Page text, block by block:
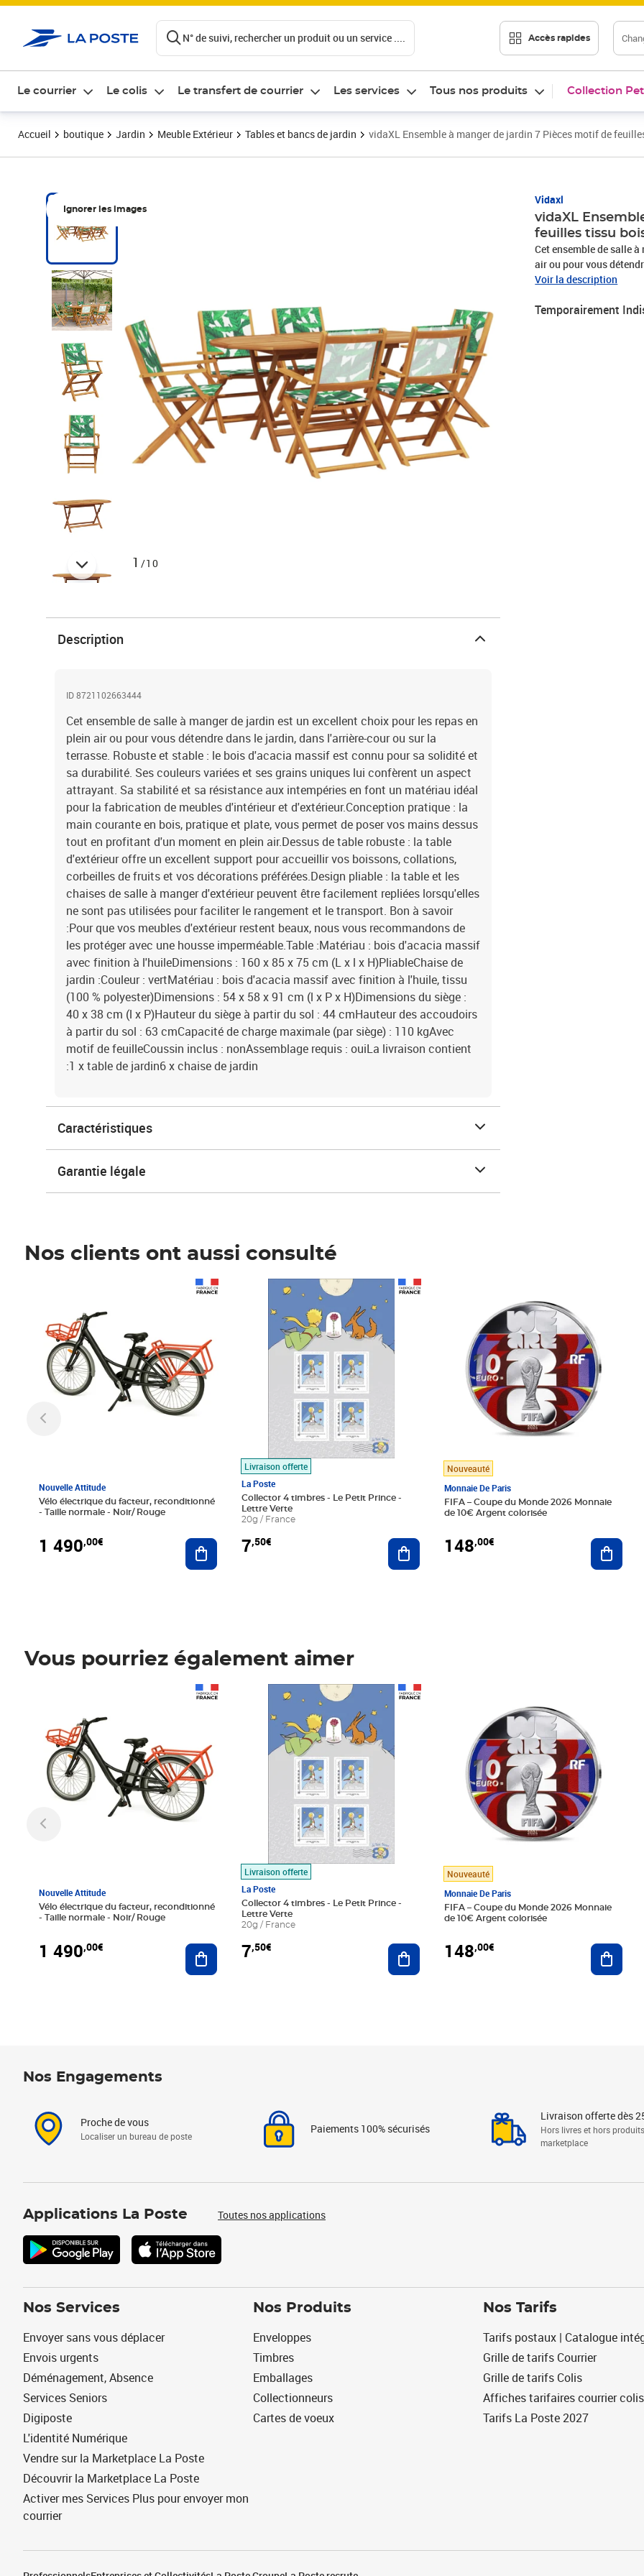
N° de suivi, rechercher un produit ou un service .... Accès rapides
Le courrier Le colis Le transfert de courrier Les services Tous nos produits Collection
Accueil boutique Jardin Meuble Extérieur Tables et bancs de jardin vidaXL Ensemble à manger de jardin 7 Pièces motif de
Ignorer les images
1 /10
Vidaxl
vidaXL
feuilles tissu
Cet ensemble de salle
air ou pour vous
Robuste et stable : le
stabilité et sa
profitant d'un moment
Voir la description
Temporairement
Description
ID 8721102663444
Cet ensemble de salle à manger de jardin est un excellent choix pour les repas en
plein air ou pour vous détendre dans le jardin, dans l'arrière-cour ou sur la
terrasse. Robuste et stable : le bois d'acacia massif est connu pour sa solidité et
sa durabilité. Ses couleurs variées et ses grains uniques lui confèrent un aspect
attrayant. Sa stabilité et sa résistance aux intempéries en font un matériau idéal
pour la fabrication de meubles d'intérieur et d'extérieur.Conception pratique : la
main courante en bois, pratique et plate, vous permet de poser vos mains dessus
tout en profitant d'un moment en plein air.Dessus de table robuste : la table
d'extérieur offre un excellent support pour accueillir vos boissons, collations,
corbeilles de fruits et vos décorations préférées.Design pliable : la table et les
chaises de salle à manger d'extérieur peuvent être facilement repliées lorsqu'elles
ne sont pas utilisées pour faciliter le rangement et le transport. Bon à savoir
:Pour que vos meubles d'extérieur restent beaux, nous vous recommandons de
les protéger avec une housse imperméable.Table :Matériau : bois d'acacia massif
avec finition à l'huileDimensions : 160 x 85 x 75 cm (L x l x H)PliableChaise de
jardin :Couleur : vertMatériau : bois d'acacia massif avec finition à l'huile, tissu
(100 % polyester)Dimensions : 54 x 58 x 91 cm (l x P x H)Dimensions du siège :
40 x 38 cm (l x P)Hauteur du siège à partir du sol : 44 cmHauteur des accoudoirs
à partir du sol : 63 cmCapacité de charge maximale (par siège) : 110 kgAvec
motif de feuilleCoussin inclus : nonAssemblage requis : ouiLa livraison contient
:1 x table de jardin6 x chaise de jardin
Caractéristiques
Garantie légale
Nos clients ont aussi consulté
Nouvelle Attitude
Vélo électrique du facteur, reconditionné
- Taille normale - Noir/ Rouge
1 490,00€ Ajouter au panier
Livraison offerte
La Poste
Collector 4 timbres - Le Petit Prince -
Lettre Verte
20g / France
7,50€
Prix 7,50€
Ajouter au panier
Nouveauté
Monnaie De Paris
FIFA – Coupe du Monde 2026 Monnaie
de 10€ Argent colorisée
148,00€
Vous pourriez également aimer
Nouvelle Attitude
Vélo électrique du facteur, reconditionné
- Taille normale - Noir/ Rouge
1 490,00€ Ajouter au panier
Livraison offerte
La Poste
Collector 4 timbres - Le Petit Prince -
Lettre Verte
20g / France
7,50€
Prix 7,50€
Ajouter au panier
Nouveauté
Monnaie De Paris
FIFA – Coupe du Monde 2026 Monnaie
de 10€ Argent colorisée
148,00€
Nos Engagements
Proche de vous
Localiser un bureau de poste
Paiements 100% sécurisés
Livraison offerte dès
Hors livres et hors produits
marketplace
Applications La Poste Toutes nos applications
Nos Services
Envoyer sans vous déplacer
Envois urgents
Déménagement, Absence
Services Seniors
Digiposte
L'identité Numérique
Vendre sur la Marketplace La Poste
Découvrir la Marketplace La Poste
Activer mes Services Plus pour envoyer mon
courrier
Nos Produits
Enveloppes
Timbres
Emballages
Collectionneurs
Cartes de voeux
Nos Tarifs
Tarifs postaux | Catalogue
Grille de tarifs Courrier
Grille de tarifs Colis
Affiches tarifaires courrier colis
Tarifs La Poste 2027